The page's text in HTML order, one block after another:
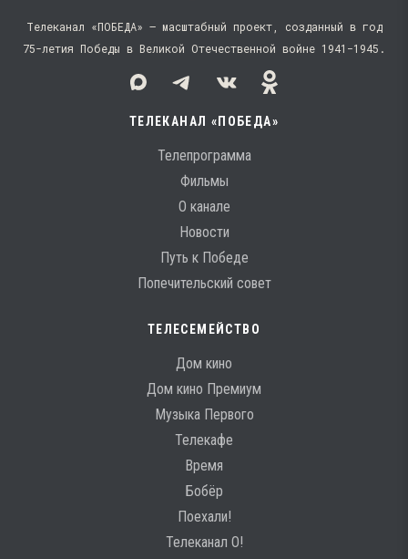
Телеканал «ПОБЕДА» — масштабный проект, созданный в год
75-летия Победы в Великой Отечественной войне 1941−1945.
ТЕЛЕКАНАЛ «ПОБЕДА»
Телепрограмма
Фильмы
О канале
Новости
Путь к Победе
Попечительский совет
ТЕЛЕСЕМЕЙСТВО
Дом кино
Дом кино Премиум
Музыка Первого
Телекафе
Время
Бобёр
Поехали!
Телеканал О!